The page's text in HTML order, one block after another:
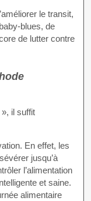
le transit,
blues, de
de lutter contre
il suffit
En effet, les
jusqu’à
l’alimentation
et saine.
alimentaire